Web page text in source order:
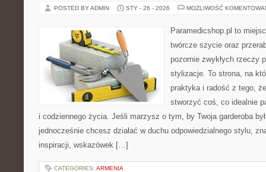
POSTED BY ADMIN STY - 26 - 2026 MOŻLIWOŚĆ
Paramedicshop.pl to
twórcze szycie oraz
pozornie zwykłych rzeczy
stylizacje. To strona, na
praktyka i radość z tego,
stworzyć coś, co idealnie
i codziennego życia. Jeśli marzysz o tym, by Twoja garderoba
jednocześnie chcesz działać w duchu odpowiedzialnego stylu,
inspiracji, wskazówek […]
CATEGORIES: ARMENIA